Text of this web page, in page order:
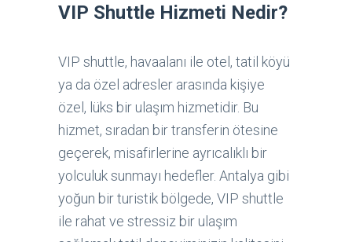
VIP Shuttle Hizmeti Nedir?
VIP shuttle, havaalanı ile otel, tatil köyü
ya da özel adresler arasında kişiye
özel, lüks bir ulaşım hizmetidir. Bu
hizmet, sıradan bir transferin ötesine
geçerek, misafirlerine ayrıcalıklı bir
yolculuk sunmayı hedefler. Antalya gibi
yoğun bir turistik bölgede, VIP shuttle
ile rahat ve stressiz bir ulaşım